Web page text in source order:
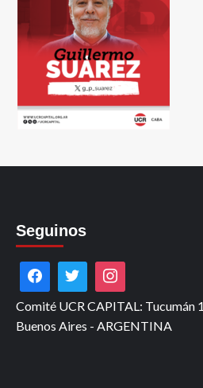
Seguinos
Comité UCR CAPITAL: Tucumán
Buenos Aires - ARGENTINA